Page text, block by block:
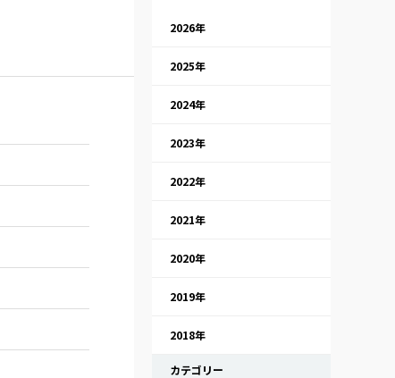
2026年
2025年
2024年
2023年
2022年
2021年
2020年
2019年
2018年
カテゴリー